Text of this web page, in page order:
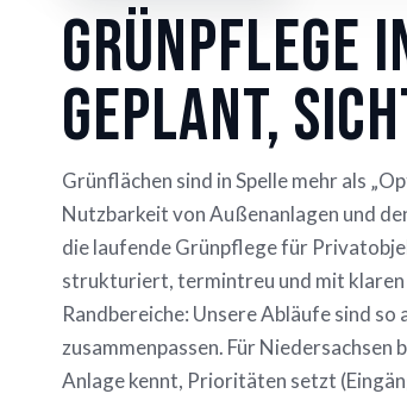
Grünpflege
geplant,
Grünflächen sind in Spelle mehr als
Nutzbarkeit von Außenanlagen und
die laufende Grünpflege für
strukturiert, termintreu und mit klaren
Randbereiche: Unsere Abläufe sind
zusammenpassen. Für
Anlage kennt, Prioritäten setzt